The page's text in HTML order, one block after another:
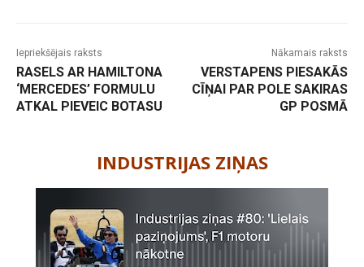
Iepriekšējais raksts
RASELS AR HAMILTONA
‘MERCEDES’ FORMULU
ATKAL PIEVEIC BOTASU
Nākamais raksts
VERSTAPENS PIESAKĀS
CĪŅAI PAR POLE SAKIRAS
GP POSMĀ
INDUSTRIJAS ZIŅAS